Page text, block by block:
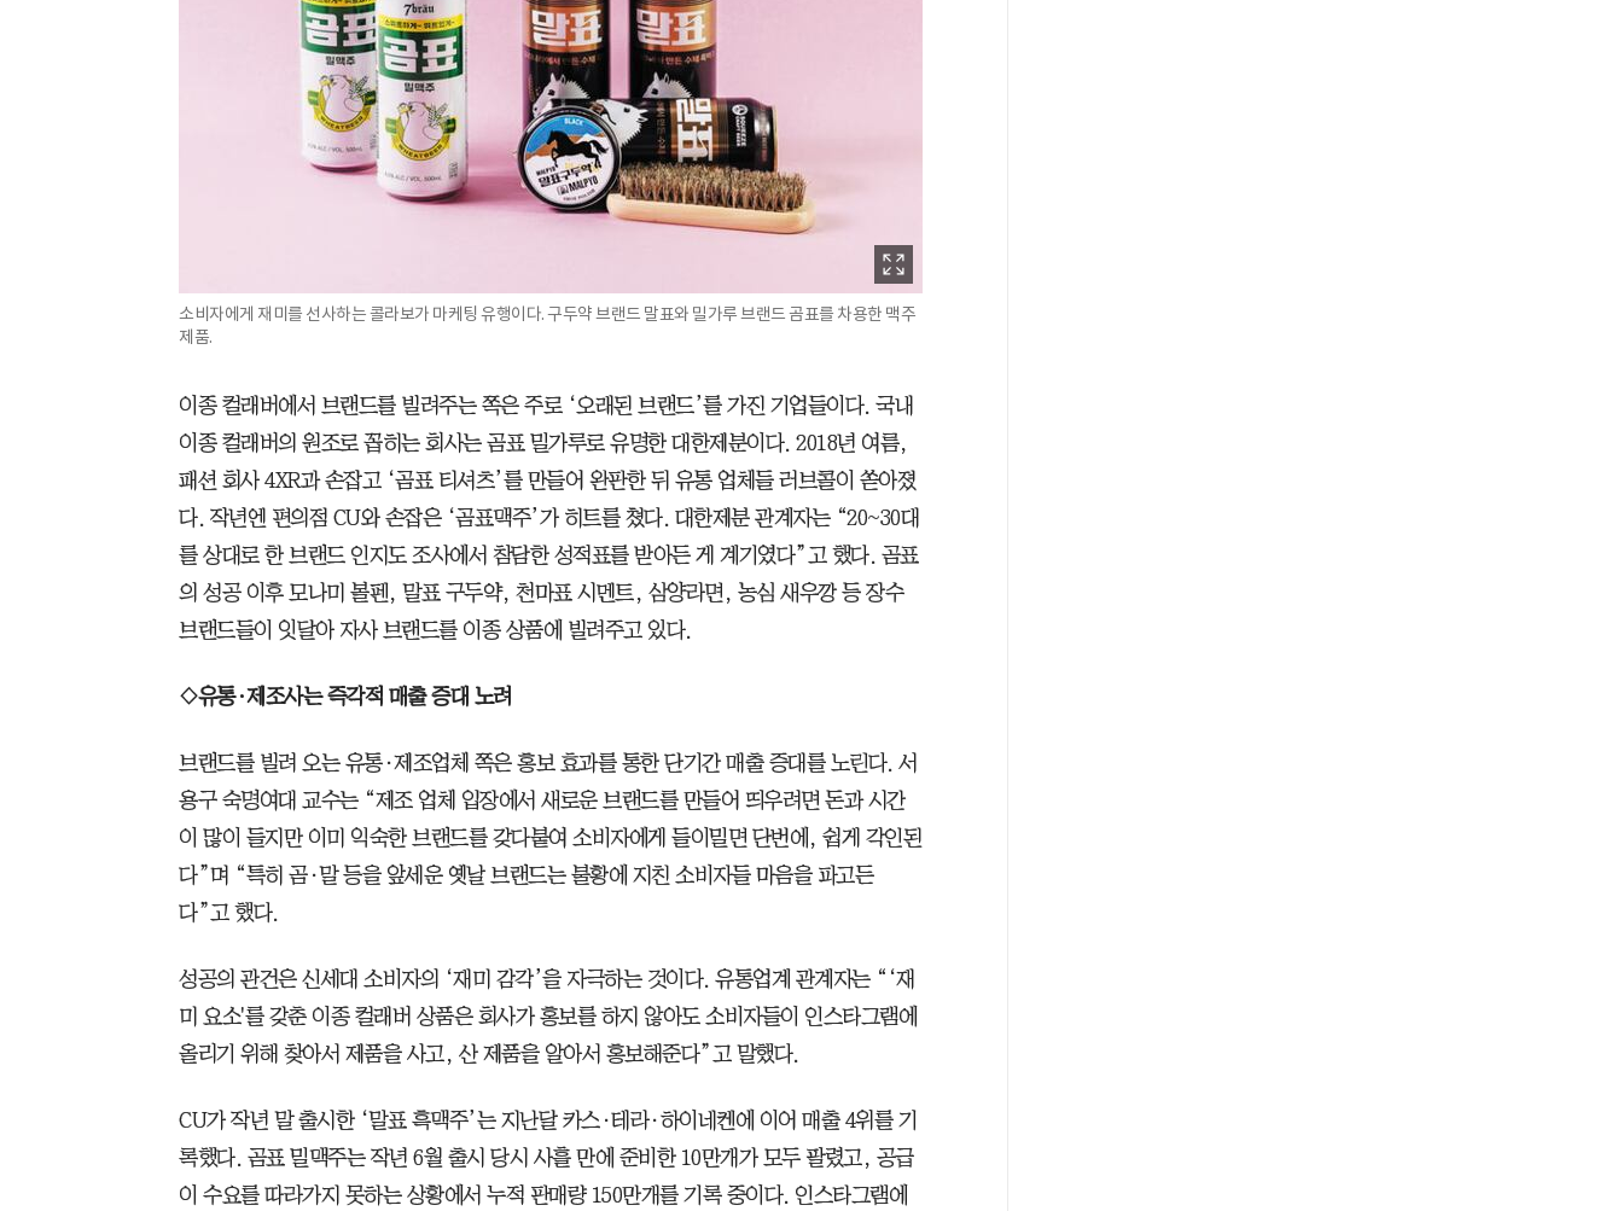
소비자에게 재미를 선사하는 콜라보가 마케팅 유행이다. 구두약 브랜드 말표와 밀가루 브랜드 곰표를 차용한 맥주
제품.
이종 컬래버에서 브랜드를 빌려주는 쪽은 주로 ‘오래된 브랜드’를 가진 기업들이다. 국내
이종 컬래버의 원조로 꼽히는 회사는 곰표 밀가루로 유명한 대한제분이다. 2018년 여름,
패션 회사 4XR과 손잡고 ‘곰표 티셔츠’를 만들어 완판한 뒤 유통 업체들 러브콜이 쏟아졌
다. 작년엔 편의점 CU와 손잡은 ‘곰표맥주’가 히트를 쳤다. 대한제분 관계자는 “20~30대
를 상대로 한 브랜드 인지도 조사에서 참담한 성적표를 받아든 게 계기였다”고 했다. 곰표
의 성공 이후 모나미 볼펜, 말표 구두약, 천마표 시멘트, 삼양라면, 농심 새우깡 등 장수
브랜드들이 잇달아 자사 브랜드를 이종 상품에 빌려주고 있다.
◇유통·제조사는 즉각적 매출 증대 노려
브랜드를 빌려 오는 유통·제조업체 쪽은 홍보 효과를 통한 단기간 매출 증대를 노린다. 서
용구 숙명여대 교수는 “제조 업체 입장에서 새로운 브랜드를 만들어 띄우려면 돈과 시간
이 많이 들지만 이미 익숙한 브랜드를 갖다붙여 소비자에게 들이밀면 단번에, 쉽게 각인된
다”며 “특히 곰·말 등을 앞세운 옛날 브랜드는 불황에 지친 소비자들 마음을 파고든
다”고 했다.
성공의 관건은 신세대 소비자의 ‘재미 감각’을 자극하는 것이다. 유통업계 관계자는 “‘재
미 요소'를 갖춘 이종 컬래버 상품은 회사가 홍보를 하지 않아도 소비자들이 인스타그램에
올리기 위해 찾아서 제품을 사고, 산 제품을 알아서 홍보해준다”고 말했다.
CU가 작년 말 출시한 ‘말표 흑맥주’는 지난달 카스·테라·하이네켄에 이어 매출 4위를 기
록했다. 곰표 밀맥주는 작년 6월 출시 당시 사흘 만에 준비한 10만개가 모두 팔렸고, 공급
이 수요를 따라가지 못하는 상황에서 누적 판매량 150만개를 기록 중이다. 인스타그램에